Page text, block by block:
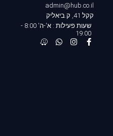
admin@hub.co.il
קקל 41, ק.ביאליק
שעות פעילות : א'-ה' 8:00 -
19:00